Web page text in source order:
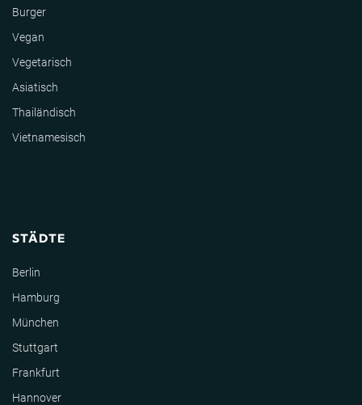
Burger
Vegan
Vegetarisch
Asiatisch
Thailändisch
Vietnamesisch
STÄDTE
Berlin
Hamburg
München
Stuttgart
Frankfurt
Hannover